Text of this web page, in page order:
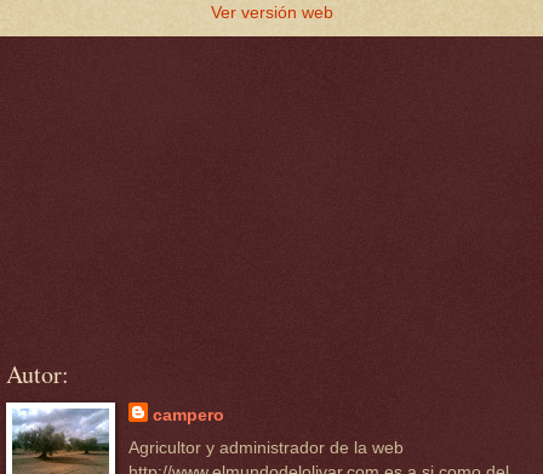
Ver versión web
Autor:
campero
Agricultor y administrador de la web